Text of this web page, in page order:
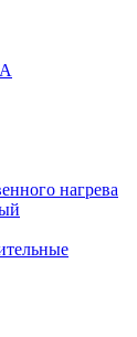
нагрева